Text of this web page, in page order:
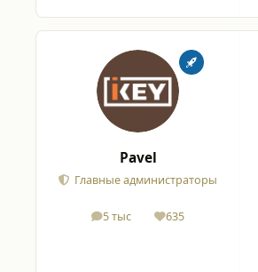
Pavel
Главные администраторы
5 тыс
сообщения635
Репутация